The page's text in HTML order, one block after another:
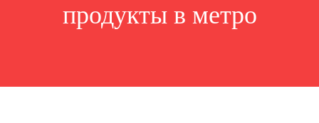
продукты в метро